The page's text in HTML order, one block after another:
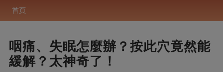
首頁
咽痛、失眠怎麼辦？按此穴竟然能
緩解？太神奇了！